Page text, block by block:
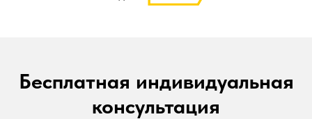
Бесплатная индивидуальная
консультация